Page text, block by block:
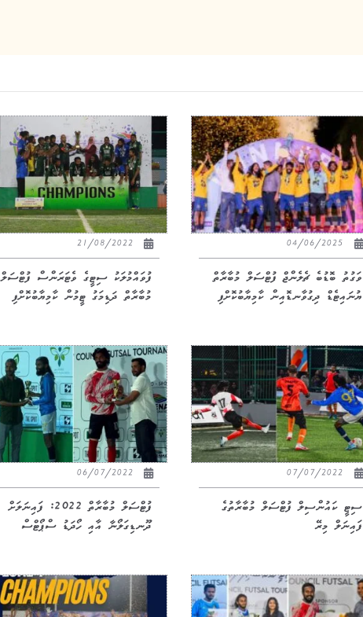
ވަގުތު ބޮޑުބެ ޗެލެންޖް ފުޓްސަލް މުބާރާތް
ޔުނައިޓެޑް ދިގުވާނޑޮއިން ކާމިޔާބުކޮށްފި
21/08/2022
ފުވައްމުލަކު ސިޓީގެ ވެޓަރަންސް ފުޓްސަލް
މުބާރާތް ދަޑިމަގު ޓީމުން ކާމިޔާބުކޮށްފި
ސިޓީ ކައުންސިލް ފުޓްސަލް މުބާރާތުގެ
ފައިނަލް މިރޭ
06/07/2022
ފުޓްސަލް މުބާރާތް 2022: ފައިނަލަށް
ދޫނޑިގަލޯނާ އާއި ހޯދަޑު ސްޕޯޓްސް